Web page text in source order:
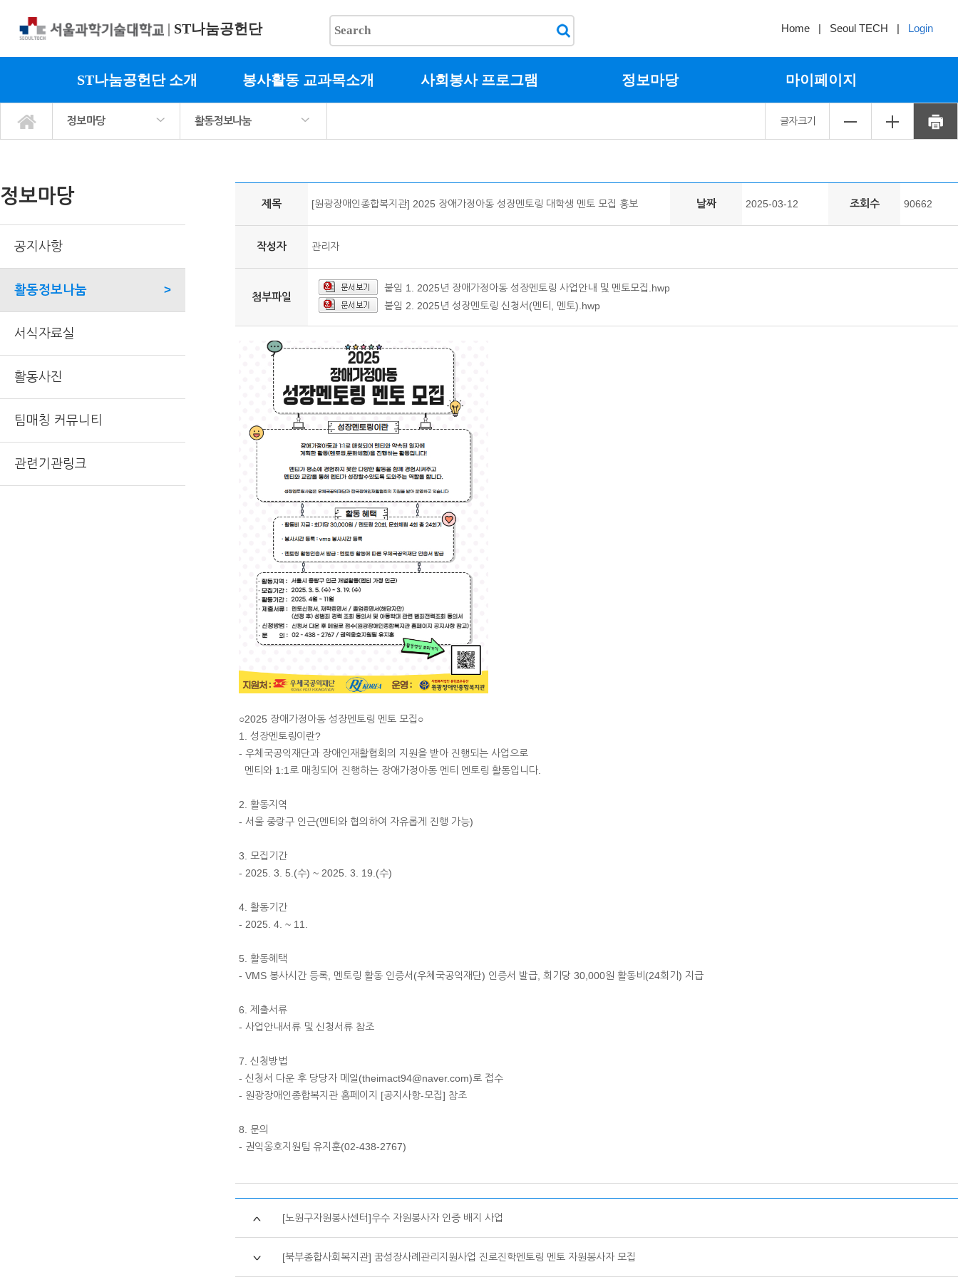
| ST나눔공헌단 Home | Seoul TECH | Login
ST나눔공헌단 소개 봉사활동 교과목소개 사회봉사 프로그램 정보마당 마이페이지
정보마당
ST나눔공헌단 소개
봉사활동 교과목소개
사회봉사 프로그램
정보마당
마이페이지
활동정보나눔
공지사항
활동정보나눔
서식자료실
활동사진
팀매칭 커뮤니티
관련기관링크
글자크기
정보마당
공지사항
활동정보나눔 >
서식자료실
활동사진
팀매칭 커뮤니티
관련기관링크
제목 [원광장애인종합복지관] 2025 장애가정아동 성장멘토링 대학생 멘토 모집 홍보 날짜 2025-03-12 조회수 90662
작성자 관리자
첨부파일
붙임 1. 2025년 장애가정아동 성장멘토링 사업안내 및 멘토모집.hwp
붙임 2. 2025년 성장멘토링 신청서(멘티, 멘토).hwp
○2025 장애가정아동 성장멘토링 멘토 모집○
1. 성장멘토링이란?
- 우체국공익재단과 장애인재활협회의 지원을 받아 진행되는 사업으로
멘티와 1:1로 매칭되어 진행하는 장애가정아동 멘티 멘토링 활동입니다.
2. 활동지역
- 서울 중랑구 인근(멘티와 협의하여 자유롭게 진행 가능)
3. 모집기간
- 2025. 3. 5.(수) ~ 2025. 3. 19.(수)
4. 활동기간
- 2025. 4. ~ 11.
5. 활동혜택
- VMS 봉사시간 등록, 멘토링 활동 인증서(우체국공익재단) 인증서 발급, 회기당 30,000원 활동비(24회기) 지급
6. 제출서류
- 사업안내서류 및 신청서류 참조
7. 신청방법
- 신청서 다운 후 당당자 메일(theimact94@naver.com)로 접수
- 원광장애인종합복지관 홈페이지 [공지사항-모집] 참조
8. 문의
- 권익옹호지원팀 유지훈(02-438-2767)
[노원구자원봉사센터]우수 자원봉사자 인증 배지 사업
[북부종합사회복지관] 꿈성장사례관리지원사업 진로진학멘토링 멘토 자원봉사자 모집